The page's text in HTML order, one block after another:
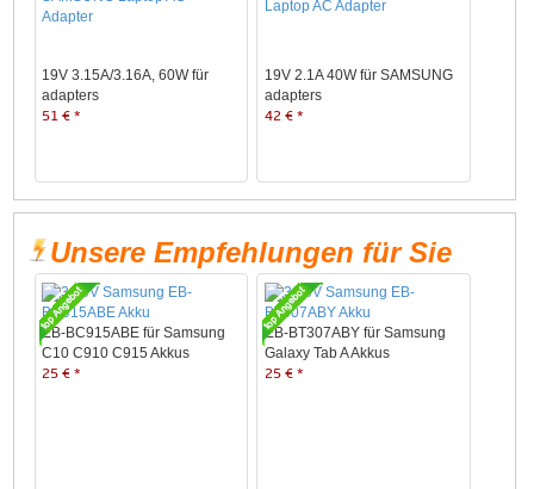
19V 3.15A/3.16A, 60W für
adapters
51 € *
19V 2.1A 40W für SAMSUNG
adapters
42 € *
Unsere Empfehlungen für Sie
EB-BC915ABE für Samsung
C10 C910 C915 Akkus
25 € *
EB-BT307ABY für Samsung
Galaxy Tab A Akkus
25 € *